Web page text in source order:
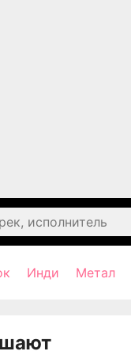
Инди Метал